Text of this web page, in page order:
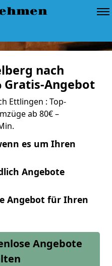
nach
Gratis-Angebot
Ettlingen : Top-
ab 80€ –
es um Ihren
Angebote
Angebot für Ihren
Angebote